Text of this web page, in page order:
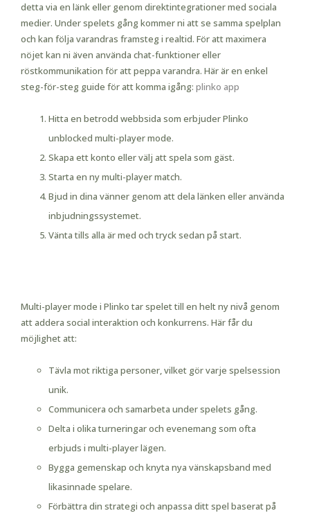
detta via en länk eller genom direktintegrationer med sociala
medier. Under spelets gång kommer ni att se samma spelplan
och kan följa varandras framsteg i realtid. För att maximera
nöjet kan ni även använda chat-funktioner eller
röstkommunikation för att peppa varandra. Här är en enkel
steg-för-steg guide för att komma igång: plinko app
Hitta en betrodd webbsida som erbjuder Plinko
unblocked multi-player mode.
Skapa ett konto eller välj att spela som gäst.
Starta en ny multi-player match.
Bjud in dina vänner genom att dela länken eller använda
inbjudningssystemet.
Vänta tills alla är med och tryck sedan på start.
Multi-player mode i Plinko tar spelet till en helt ny nivå genom
att addera social interaktion och konkurrens. Här får du
möjlighet att:
Tävla mot riktiga personer, vilket gör varje spelsession
unik.
Communicera och samarbeta under spelets gång.
Delta i olika turneringar och evenemang som ofta
erbjuds i multi-player lägen.
Bygga gemenskap och knyta nya vänskapsband med
likasinnade spelare.
Förbättra din strategi och anpassa ditt spel baserat på